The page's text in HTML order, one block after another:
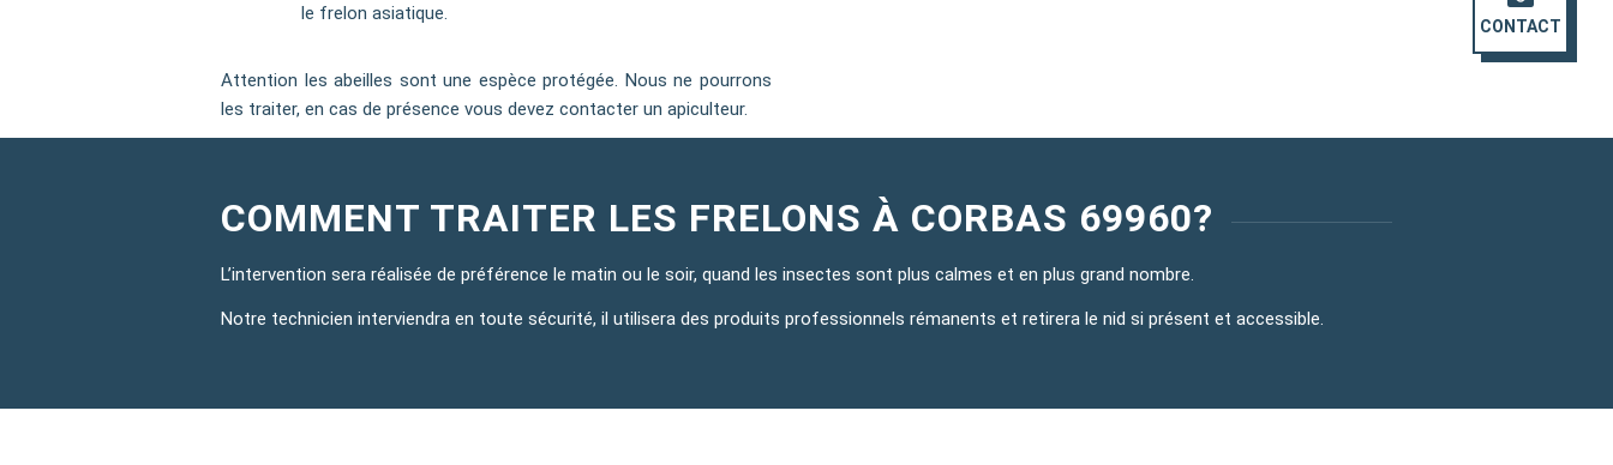
CONTACT
le frelon asiatique.
Attention les abeilles sont une espèce protégée. Nous ne pourrons
les traiter, en cas de présence vous devez contacter un apiculteur.
COMMENT TRAITER LES FRELONS À CORBAS 69960?
L’intervention sera réalisée de préférence le matin ou le soir, quand les insectes sont plus calmes et en plus grand nombre.
Notre technicien interviendra en toute sécurité, il utilisera des produits professionnels rémanents et retirera le nid si présent et accessible.